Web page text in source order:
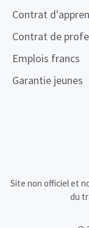
Contrat
Contrat de
Emplois francs
Garantie jeunes
Site non officiel et
du